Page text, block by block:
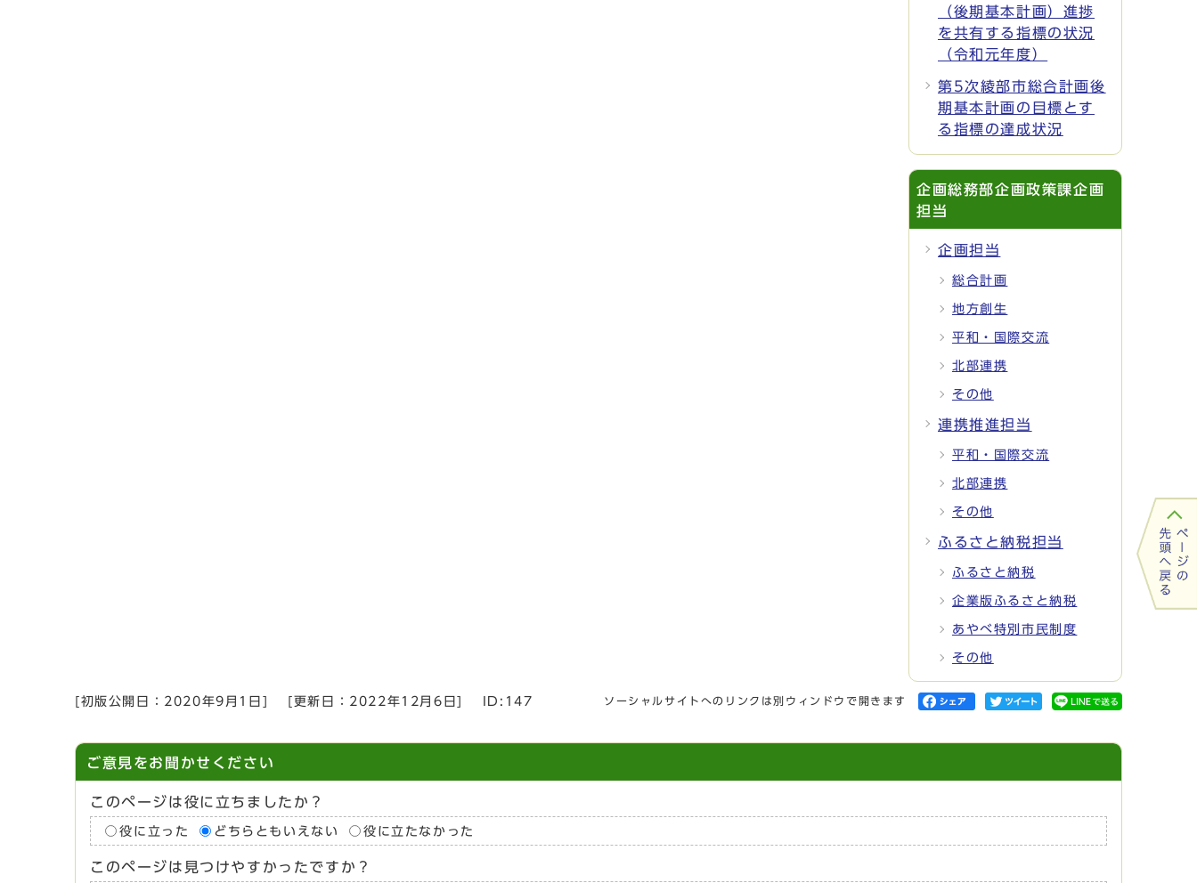
（後期基本計画）進捗
を共有する指標の状況
（令和元年度）
第5次綾部市総合計画後
期基本計画の目標とす
る指標の達成状況
企画総務部企画政策課企画
担当
企画担当
総合計画
地方創生
平和・国際交流
北部連携
その他
連携推進担当
平和・国際交流
北部連携
その他
ふるさと納税担当
ふるさと納税
企業版ふるさと納税
あやべ特別市民制度
その他
[初版公開日： 2020年9月1日 [更新日： 2022年12月6日 ID:147 ソーシャルサイトへのリンクは別ウィンドウで開きます
ご意見をお聞かせください
このページは役に立ちましたか？
役に立った どちらともいえない 役に立たなかった
このページは見つけやすかったですか？